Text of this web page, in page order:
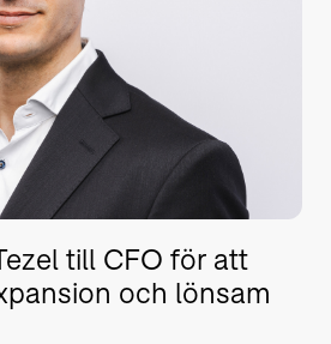
till CFO för att
och lönsam